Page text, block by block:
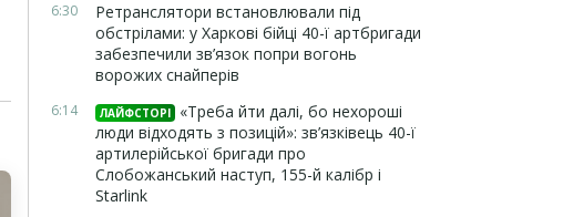
6:30
Ретранслятори встановлювали під
обстрілами: у Харкові бійці 40-ї артбригади
забезпечили зв’язок попри вогонь
ворожих снайперів
6:14 ЛАЙФСТОРІ
«Треба йти далі, бо нехороші
люди відходять з позицій»: зв’язківець 40-ї
артилерійської бригади про
Слобожанський наступ, 155-й калібр і
Starlink